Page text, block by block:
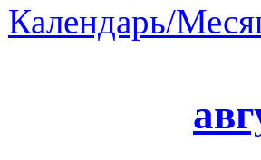
Календарь/